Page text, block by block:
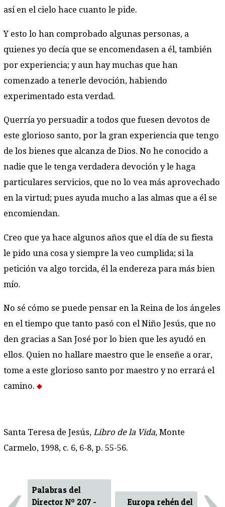
así en el cielo hace cuanto le pide.
Y esto lo han comprobado algunas personas, a
quienes yo decía que se encomendasen a él, también
por experiencia; y aun hay muchas que han
comenzado a tenerle devoción, habiendo
experimentado esta verdad.
Querría yo persuadir a todos que fuesen devotos de
este glorioso santo, por la gran experiencia que tengo
de los bienes que alcanza de Dios. No he conocido a
nadie que le tenga verdadera devoción y le haga
particulares servicios, que no lo vea más aprovechado
en la virtud; pues ayuda mucho a las almas que a él se
encomiendan.
Creo que ya hace algunos años que el día de su fiesta
le pido una cosa y siempre la veo cumplida; si la
petición va algo torcida, él la endereza para más bien
mío.
No sé cómo se puede pensar en la Reina de los ángeles
en el tiempo que tanto pasó con el Niño Jesús, que no
den gracias a San José por lo bien que les ayudó en
ellos. Quien no hallare maestro que le enseñe a orar,
tome a este glorioso santo por maestro y no errará el
camino.
Santa Teresa de Jesús, Libro de la Vida, Monte
Carmelo, 1998, c. 6, 6-8, p. 55-56.
Palabras del
Director Nº 207 -
Europa rehén del